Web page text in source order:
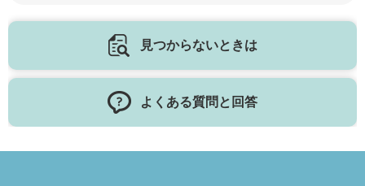
見つからないときは
よくある質問と回答